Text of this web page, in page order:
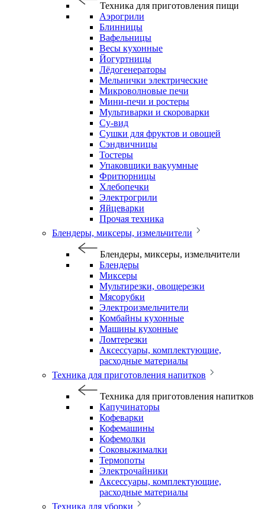
Техника для приготовления пищи
Аэрогрили
Блинницы
Вафельницы
Весы кухонные
Йогуртницы
Лёдогенераторы
Мельнички электрические
Микроволновые печи
Мини-печи и ростеры
Мультиварки и скороварки
Су-вид
Сушки для фруктов и овощей
Сэндвичницы
Тостеры
Упаковщики вакуумные
Фритюрницы
Хлебопечки
Электрогрили
Яйцеварки
Прочая техника
Блендеры, миксеры, измельчители
Блендеры, миксеры, измельчители
Блендеры
Миксеры
Мультирезки, овощерезки
Мясорубки
Электроизмельчители
Комбайны кухонные
Машины кухонные
Ломтерезки
Аксессуары, комплектующие,
расходные материалы
Техника для приготовления напитков
Техника для приготовления напитков
Капучинаторы
Кофеварки
Кофемашины
Кофемолки
Соковыжималки
Термопоты
Электрочайники
Аксессуары, комплектующие,
расходные материалы
Техника для уборки